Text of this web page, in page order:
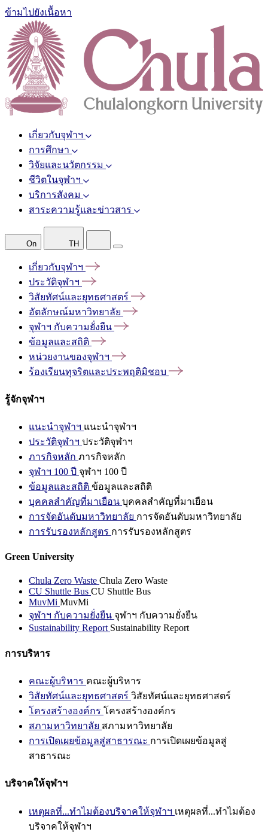
ข้ามไปยังเนื้อหา
เกี่ยวกับจุฬาฯ
การศึกษา
วิจัยและนวัตกรรม
ชีวิตในจุฬาฯ
บริการสังคม
สาระความรู้และข่าวสาร
On TH
เกี่ยวกับจุฬาฯ
ประวัติจุฬาฯ
วิสัยทัศน์และยุทธศาสตร์
อัตลักษณ์มหาวิทยาลัย
จุฬาฯ กับความยั่งยืน
ข้อมูลและสถิติ
หน่วยงานของจุฬาฯ
ร้องเรียนทุจริตและประพฤติมิชอบ
รู้จักจุฬาฯ
แนะนำจุฬาฯ แนะนำจุฬาฯ
ประวัติจุฬาฯ ประวัติจุฬาฯ
ภารกิจหลัก ภารกิจหลัก
จุฬาฯ 100 ปี จุฬาฯ 100 ปี
ข้อมูลและสถิติ ข้อมูลและสถิติ
บุคคลสำคัญที่มาเยือน บุคคลสำคัญที่มาเยือน
การจัดอันดับมหาวิทยาลัย การจัดอันดับมหาวิทยาลัย
การรับรองหลักสูตร การรับรองหลักสูตร
Green University
Chula Zero Waste Chula Zero Waste
CU Shuttle Bus CU Shuttle Bus
MuvMi MuvMi
จุฬาฯ กับความยั่งยืน จุฬาฯ กับความยั่งยืน
Sustainability Report Sustainability Report
การบริหาร
คณะผู้บริหาร คณะผู้บริหาร
วิสัยทัศน์และยุทธศาสตร์ วิสัยทัศน์และยุทธศาสตร์
โครงสร้างองค์กร โครงสร้างองค์กร
สภามหาวิทยาลัย สภามหาวิทยาลัย
การเปิดเผยข้อมูลสู่สาธารณะ การเปิดเผยข้อมูลสู่
สาธารณะ
บริจาคให้จุฬาฯ
เหตุผลที่...ทำไมต้องบริจาคให้จุฬาฯ เหตุผลที่...ทำไมต้อง
บริจาคให้จุฬาฯ